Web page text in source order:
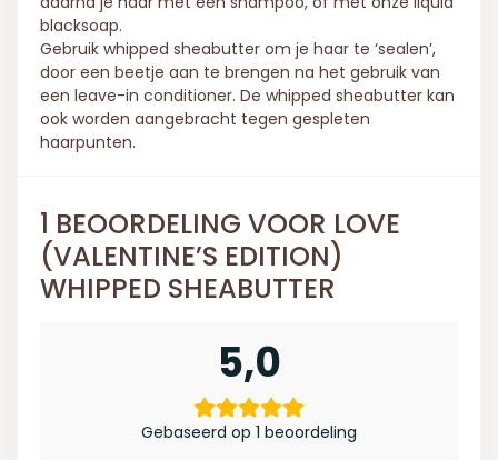
blacksoap.
Gebruik whipped sheabutter om je haar te ‘sealen’,
door een beetje aan te brengen na het gebruik van
een leave-in conditioner. De whipped sheabutter kan
ook worden aangebracht tegen gespleten
haarpunten.
1 BEOORDELING VOOR LOVE
(VALENTINE’S EDITION)
WHIPPED SHEABUTTER
5,0
Gebaseerd op 1 beoordeling